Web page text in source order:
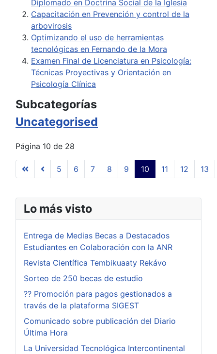
Diplomado en Doctrina Social de la Iglesia
Capacitación en Prevención y control de la
arbovirosis
Optimizando el uso de herramientas
tecnológicas en Fernando de la Mora
Examen Final de Licenciatura en Psicología:
Técnicas Proyectivas y Orientación en
Psicología Clínica
Subcategorías
Uncategorised
Página 10 de 28
5 6 7 8 9 10 11 12 13
Lo más visto
Entrega de Medias Becas a Destacados
Estudiantes en Colaboración con la ANR
Revista Científica Tembikuaaty Rekávo
Sorteo de 250 becas de estudio
?? Promoción para pagos gestionados a
través de la plataforma SIGEST
Comunicado sobre publicación del Diario
Última Hora
La Universidad Tecnológica Intercontinental